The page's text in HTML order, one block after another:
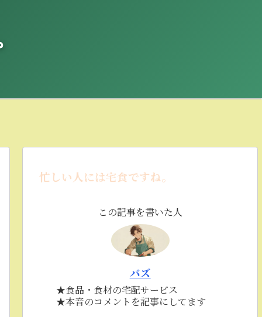
忙しい人には宅食ですね。
この記事を書いた人
バズ
★食品・食材の宅配サービス
★本音のコメントを記事にしてます